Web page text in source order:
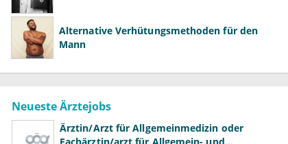
Alternative Verhütungsmethoden für den
Mann
Neueste Ärztejobs
Ärztin/Arzt für Allgemeinmedizin oder